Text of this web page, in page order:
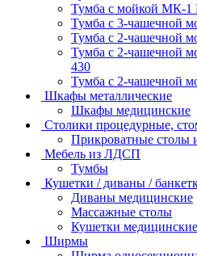
Тумба с мойкой МК-1
Тумба с 3-чашечной
Тумба с 2-чашечной
Тумба с 2-чашечной
430
Тумба с 2-чашечной
Шкафы металлические
Шкафы медицинские
Столики процедурные,
Прикроватные столы
Мебель из ЛДСП
Тумбы
Кушетки / диваны /
Диваны медицинские
Массажные столы
Кушетки медицинские
Ширмы